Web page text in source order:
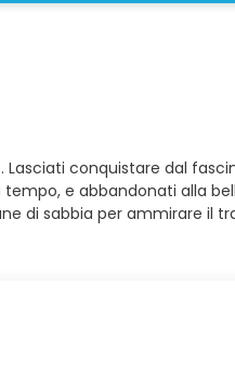
conquistare dal
e abbandonati alla
di sabbia per ammirare il